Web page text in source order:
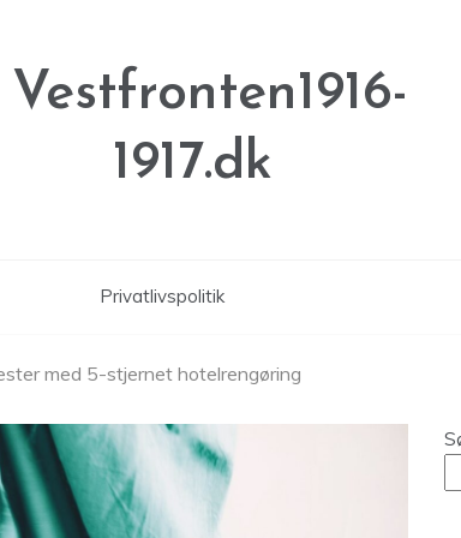
Vestfronten1916-
1917.dk
Privatlivspolitik
med 5-stjernet hotelrengøring